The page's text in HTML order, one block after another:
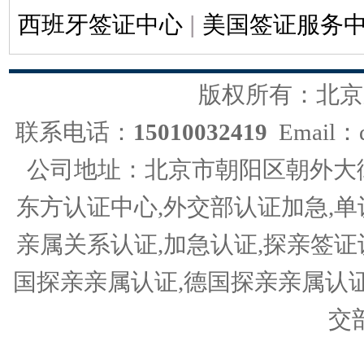
西班牙签证中心 | 美国签证服务
版权所有：北
联系电话： 15010032419 Email
公司地址：北京市朝阳区朝外
东方认证中心,外交部认证加急,
亲属关系认证,加急认证,探亲签
国探亲亲属认证,德国探亲亲属认
交